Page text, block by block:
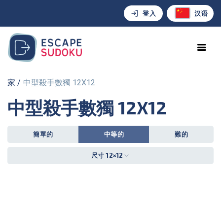
登入 汉语
家 中型殺手數獨 12X12
中型殺手數獨 12X12
簡單的 中等的 難的
尺寸 12×12